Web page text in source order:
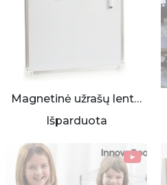
Magnetinė užrašų lenta 30x40 cm
Išparduota